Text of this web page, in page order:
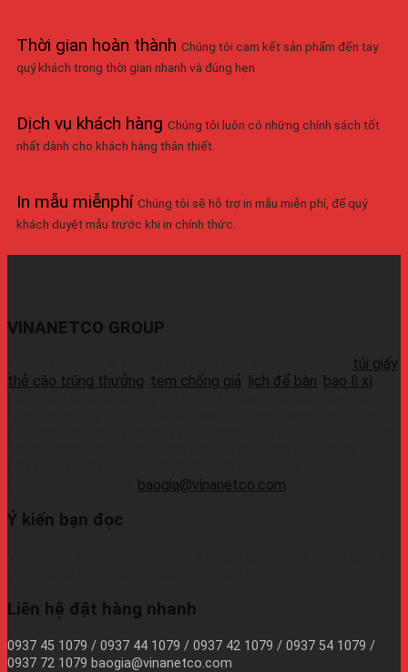
Thời gian hoàn thành Chúng tôi cam kết sản phẩm đến tay
quý khách trong thời gian nhanh và đúng hẹn
Dịch vụ khách hàng Chúng tôi luôn có những chính sách tốt
nhất dành cho khách hàng thân thiết.
In mẫu miễnphí Chúng tôi sẽ hỗ trợ in mẫu miễn phí, để quý
khách duyệt mẫu trước khi in chính thức.
VINANETCO GROUP
túi giấy
thẻ cào trúng thưởng tem chống giả lịch để bàn bao lì xì
baogia@vinanetco.com
Ý kiến bạn đọc
Liên hệ đặt hàng nhanh
0937 45 1079 / 0937 44 1079 / 0937 42 1079 / 0937 54 1079 /
0937 72 1079 baogia@vinanetco.com